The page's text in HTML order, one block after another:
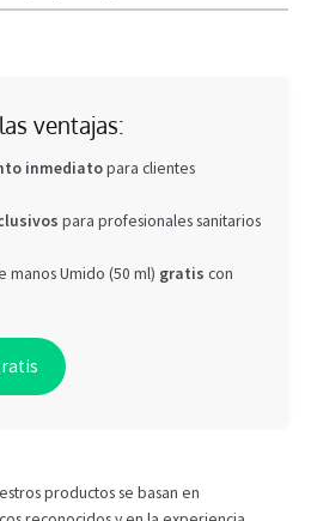
ventajas:
inmediatopara clientes
para profesionales sanitarios
manos Umido (50 ml) gratis con
productos se basan en